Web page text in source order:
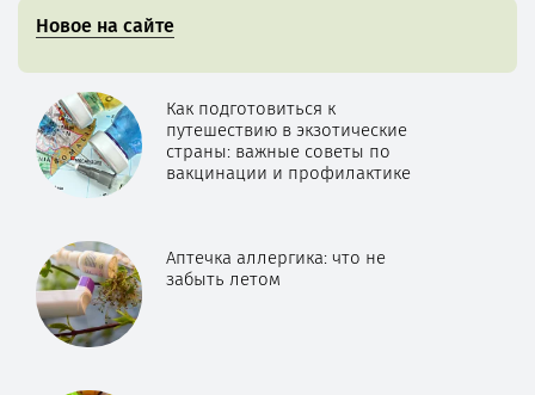
Новое на сайте
Как подготовиться к
путешествию в экзотические
страны: важные советы по
вакцинации и профилактике
Аптечка аллергика: что не
забыть летом